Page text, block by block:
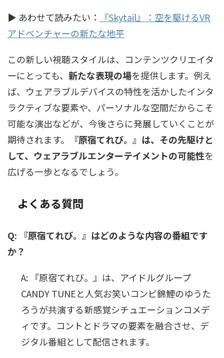
▶ あわせて読みたい：
『Skytail』：空を駆けるVR
アドベンチャーの新たな地平
この新しい視聴スタイルは、コンテンツクリエイタ
ーにとっても、 新たな表現の場を提供します。例え
ば、ウェアラブルデバイスの特性を活かしたインタ
ラクティブな要素や、パーソナルな空間だからこそ
可能な演出などが、今後さらに発展していくことが
期待されます。
『原宿てれび。』は、その先駆けと
して、ウェアラブルエンターテイメントの可能性を
広げる一歩となるでしょう。
よくある質問
Q: 『原宿てれび。』はどのような内容の番組です
か？
A: 『原宿てれび。』は、アイドルグループ
CANDY TUNEと人気お笑いコンビ錦鯉のゆうた
ろうが共演する新感覚シチュエーションコメデ
ィです。コントとドラマの要素を融合させ、デ
ジタル番組として配信されます。